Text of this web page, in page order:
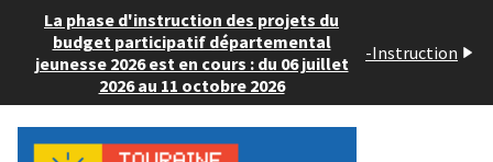
La phase d'instruction des projets du
budget participatif départemental
jeunesse 2026 est en cours : du 06 juillet
2026 au 11 octobre 2026
-Instruction